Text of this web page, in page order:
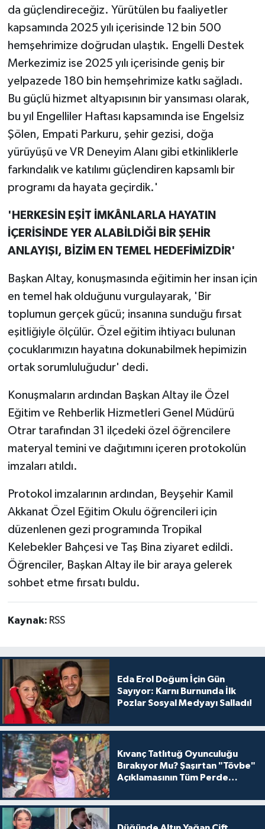
da güçlendireceğiz. Yürütülen bu faaliyetler
kapsamında 2025 yılı içerisinde 12 bin 500
hemşehrimize doğrudan ulaştık. Engelli Destek
Merkezimiz ise 2025 yılı içerisinde geniş bir
yelpazede 180 bin hemşehrimize katkı sağladı.
Bu güçlü hizmet altyapısının bir yansıması olarak,
bu yıl Engelliler Haftası kapsamında ise Engelsiz
Şölen, Empati Parkuru, şehir gezisi, doğa
yürüyüşü ve VR Deneyim Alanı gibi etkinliklerle
farkındalık ve katılımı güçlendiren kapsamlı bir
programı da hayata geçirdik.'
'HERKESİN EŞİT İMKÂNLARLA HAYATIN
İÇERİSİNDE YER ALABİLDİĞİ BİR ŞEHİR
ANLAYIŞI, BİZİM EN TEMEL HEDEFİMİZDİR'
Başkan Altay, konuşmasında eğitimin her insan için
en temel hak olduğunu vurgulayarak, 'Bir
toplumun gerçek gücü; insanına sunduğu fırsat
eşitliğiyle ölçülür. Özel eğitim ihtiyacı bulunan
çocuklarımızın hayatına dokunabilmek hepimizin
ortak sorumluluğudur' dedi.
Konuşmaların ardından Başkan Altay ile Özel
Eğitim ve Rehberlik Hizmetleri Genel Müdürü
Otrar tarafından 31 ilçedeki özel öğrencilere
materyal temini ve dağıtımını içeren protokolün
imzaları atıldı.
Protokol imzalarının ardından, Beyşehir Kamil
Akkanat Özel Eğitim Okulu öğrencileri için
düzenlenen gezi programında Tropikal
Kelebekler Bahçesi ve Taş Bina ziyaret edildi.
Öğrenciler, Başkan Altay ile bir araya gelerek
sohbet etme fırsatı buldu.
Kaynak: RSS
Eda Erol Doğum İçin Gün
Sayıyor: Karnı Burnunda İlk
Pozlar Sosyal Medyayı Salladı!
Kıvanç Tatlıtuğ Oyunculuğu
Bırakıyor Mu? Şaşırtan "Tövbe"
Açıklamasının Tüm Perde